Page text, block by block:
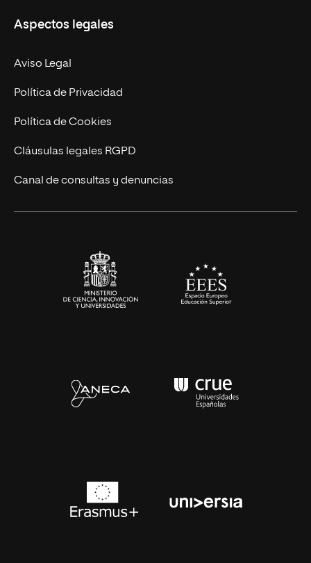
Empresa
MBA
Marketing y Comunicación
Ingeniería
Diseño
Ciencias de la Salud
Nuestro Equipo
Contacto
Aspectos legales
Aviso Legal
Política de Privacidad
Política de Cookies
Cláusulas legales RGPD
Canal de consultas y denuncias